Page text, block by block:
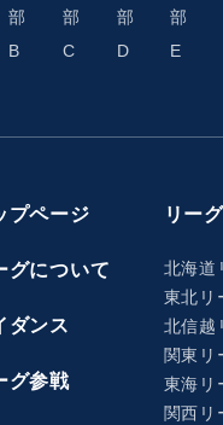
部
B
部
C
部
D
部
E
プページ
グについて
ダンス
グ参戦
リー
北海道
東北リ
北信越
関東リ
東海リ
関西リ